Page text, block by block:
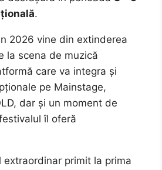
ională.
2026 vine din extinderea
la scena de muzică
care va integra și
pe Mainstage,
dar și un moment de
îl oferă
extraordinar primit la prima